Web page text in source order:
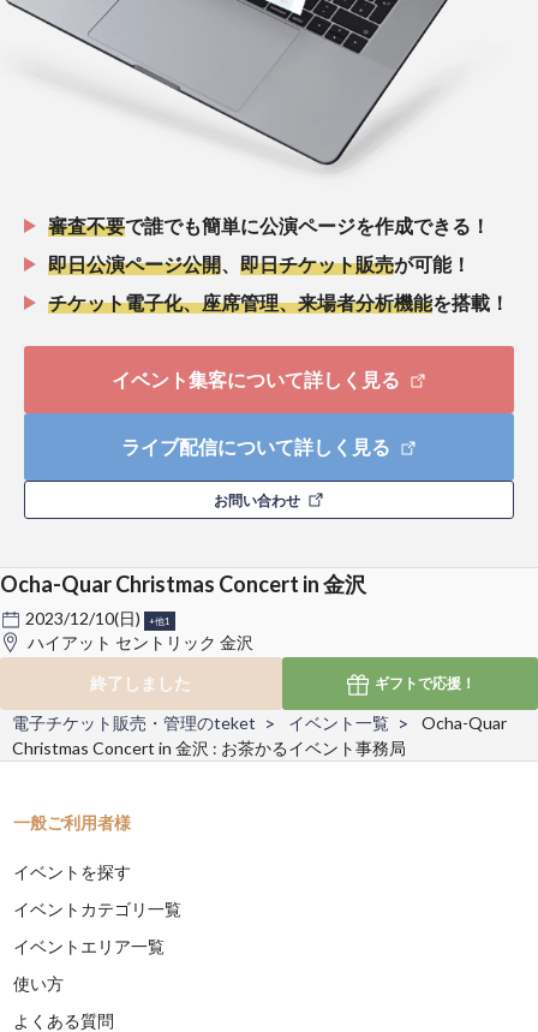
審査不要で誰でも簡単に公演ページを作成できる！
即日公演ページ公開
即日チケット販売が可能！
チケット電子化、座席管理、来場者分析機能を搭載！
イベント集客について詳しく見る
ライブ配信について詳しく見る
お問い合わせ
Ocha-Quar Christmas Concert in 金沢
2023/12/10(日) +他1
ハイアット セントリック 金沢
終了しました
ギフトで応援！
電子チケット販売・管理のteket イベント一覧
Ocha-Quar
Christmas Concert in 金沢 : お茶かるイベント事務局
一般ご利用者様
イベントを探す
イベントカテゴリ一覧
イベントエリア一覧
使い方
よくある質問